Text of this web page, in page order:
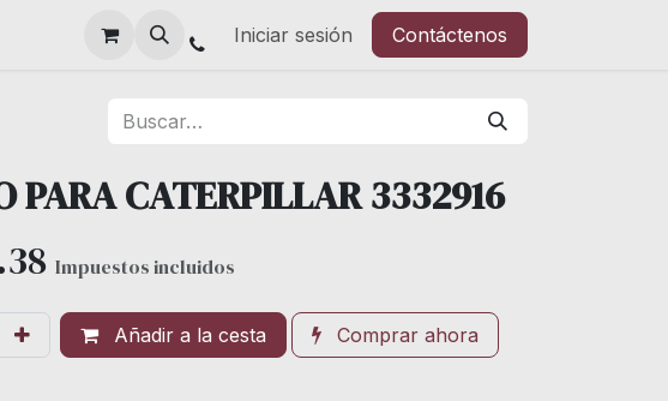
Iniciar sesión Contáctenos
PARA CATERPILLAR 3332916
Impuestos incluidos
Añadir a la cesta Comprar ahora